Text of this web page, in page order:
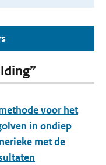
voor het
in ondiep
met de